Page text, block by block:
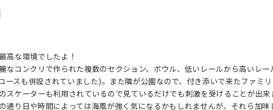
高な環境でしたよ！
なコンクリで作られた複数のセクション、ボウル、低いレールから高いレ
ースも併設されていました)。また隣が公園なので、付き添いで来たファミ
スケーターも利用されているので見ているだけでも刺激を受けることが出来
通り日や時間によっては海風が強く気になるかもしれませんが、それら加